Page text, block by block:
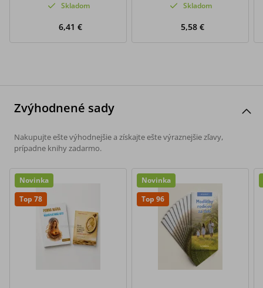
Skladom
6,41 €
Skladom
5,58 €
Zvýhodnené sady
Nakupujte ešte výhodnejšie a získajte ešte výraznejšie zľavy,
prípadne knihy zadarmo.
Novinka
Top 78
Novinka
Top 96